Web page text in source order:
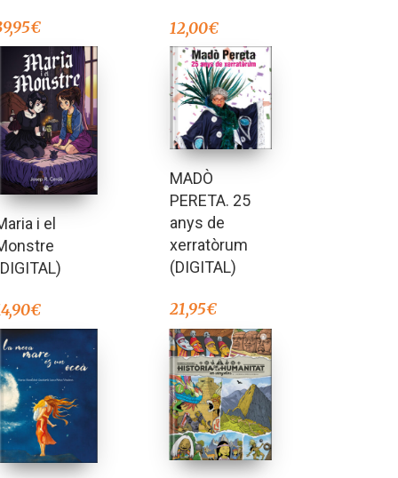
€ 12,00€
i el
€
MADÒ
PERETA. 25
anys de
xerratòrum
(DIGITAL)
21,95€